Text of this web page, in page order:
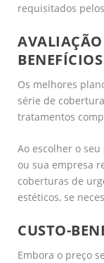
requisitados
AVALIAÇÃO
BENEFÍCIOS
Os melhores
série de
tratamentos
Ao escolher o
ou sua empresa
coberturas de
estéticos, se
CUSTO-
Embora o preço